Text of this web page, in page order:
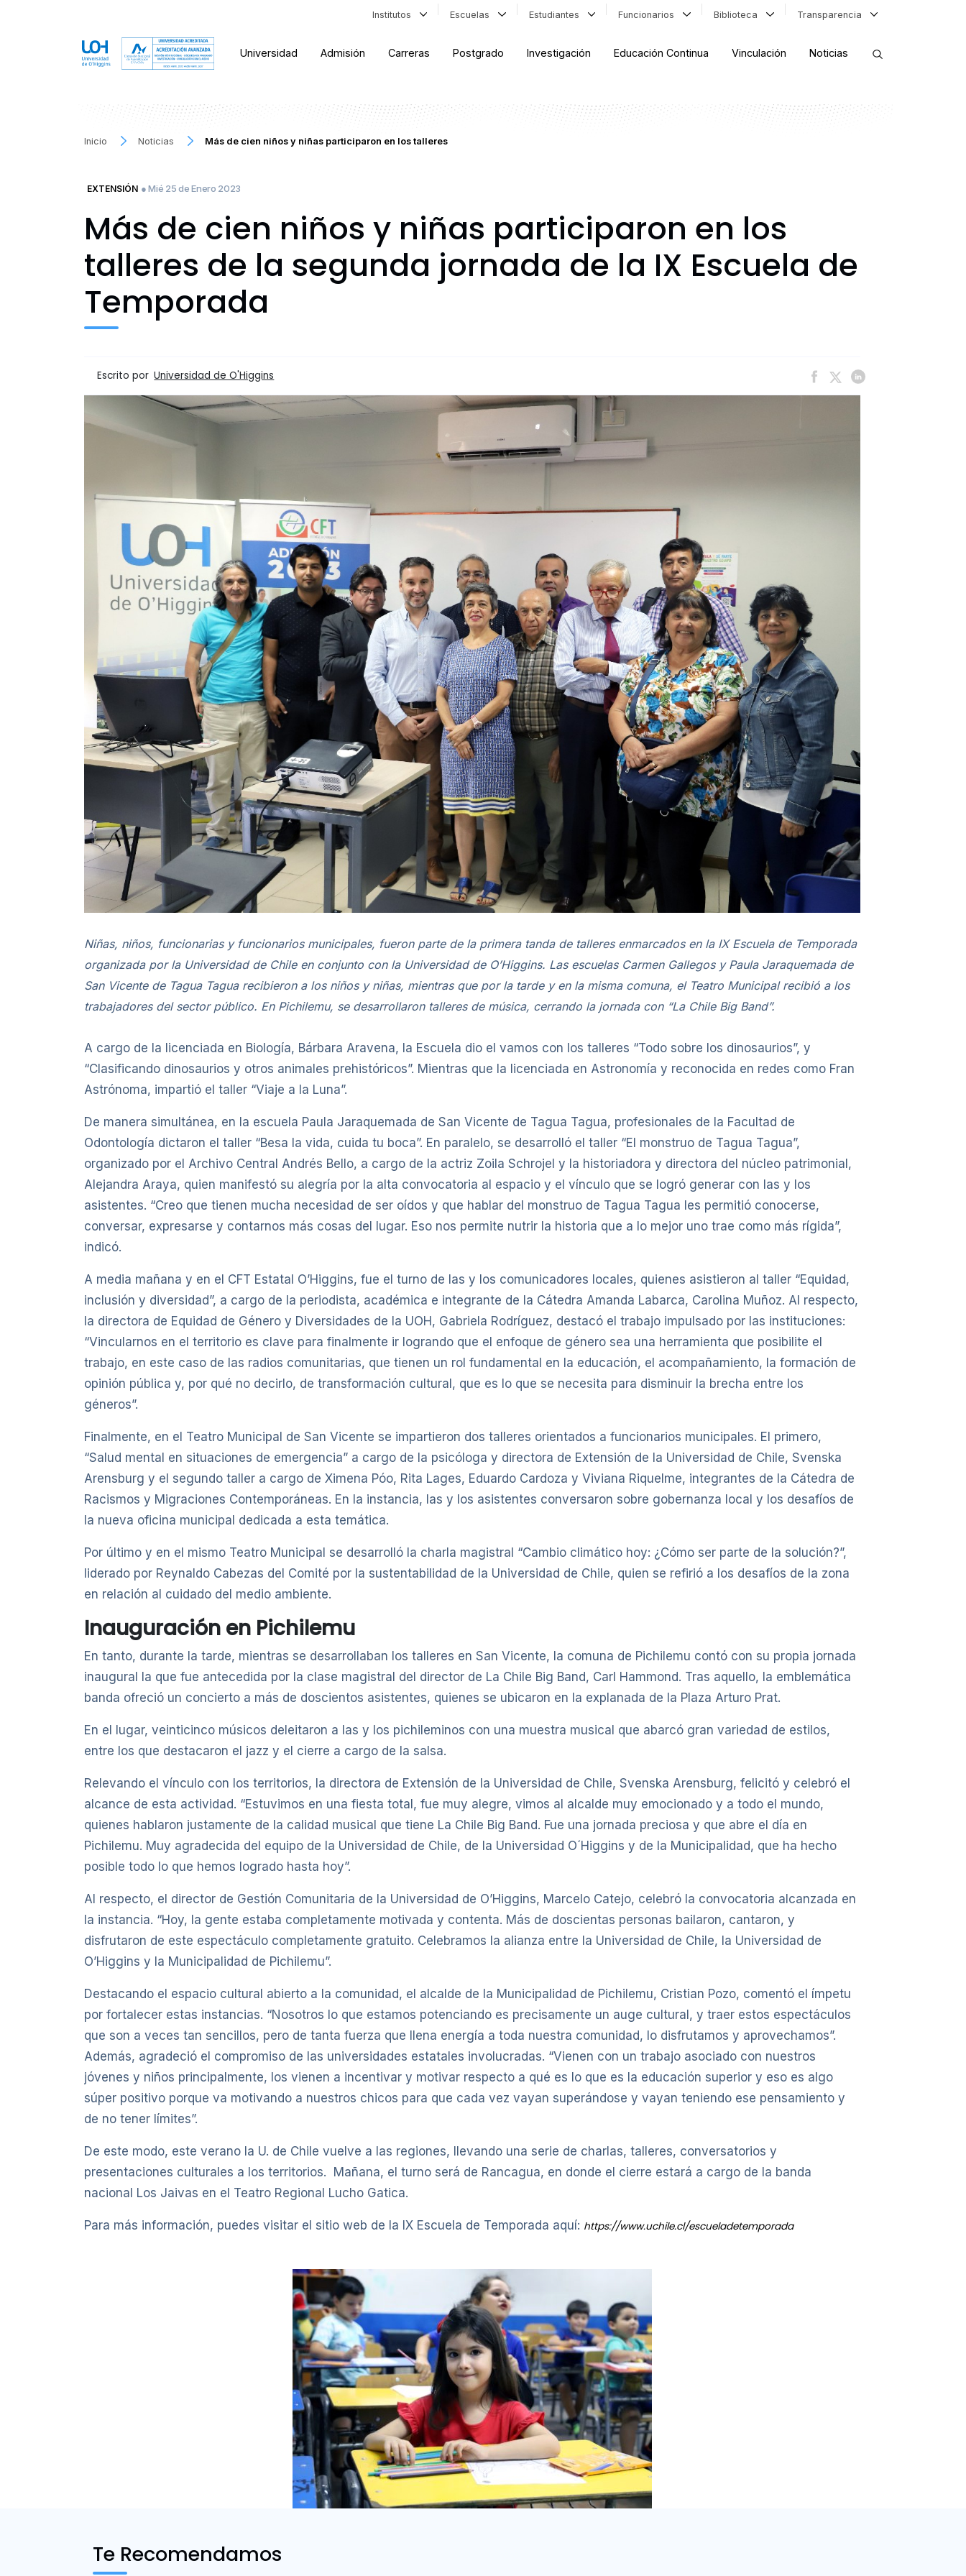
Institutos Escuelas Estudiantes Funcionarios Biblioteca Transparencia
Universidad Admisión Carreras Postgrado Investigación Educación Continua Vinculación Noticias
Inicio Noticias Más de cien niños y niñas participaron en los talleres
EXTENSIÓN ● Mié 25 de Enero 2023
Más de cien niños y niñas participaron en los
talleres de la segunda jornada de la IX Escuela de
Temporada
Escrito por Universidad de O'Higgins
Niñas, niños, funcionarias y funcionarios municipales, fueron parte de la primera tanda de talleres enmarcados en la IX Escuela de Temporada
organizada por la Universidad de Chile en conjunto con la Universidad de O’Higgins. Las escuelas Carmen Gallegos y Paula Jaraquemada de
San Vicente de Tagua Tagua recibieron a los niños y niñas, mientras que por la tarde y en la misma comuna, el Teatro Municipal recibió a los
trabajadores del sector público. En Pichilemu, se desarrollaron talleres de música, cerrando la jornada con “La Chile Big Band”.
A cargo de la licenciada en Biología, Bárbara Aravena, la Escuela dio el vamos con los talleres “Todo sobre los dinosaurios”, y
“Clasificando dinosaurios y otros animales prehistóricos”. Mientras que la licenciada en Astronomía y reconocida en redes como Fran
Astrónoma, impartió el taller “Viaje a la Luna”.
De manera simultánea, en la escuela Paula Jaraquemada de San Vicente de Tagua Tagua, profesionales de la Facultad de
Odontología dictaron el taller “Besa la vida, cuida tu boca”. En paralelo, se desarrolló el taller “El monstruo de Tagua Tagua”,
organizado por el Archivo Central Andrés Bello, a cargo de la actriz Zoila Schrojel y la historiadora y directora del núcleo patrimonial,
Alejandra Araya, quien manifestó su alegría por la alta convocatoria al espacio y el vínculo que se logró generar con las y los
asistentes. “Creo que tienen mucha necesidad de ser oídos y que hablar del monstruo de Tagua Tagua les permitió conocerse,
conversar, expresarse y contarnos más cosas del lugar. Eso nos permite nutrir la historia que a lo mejor uno trae como más rígida”,
indicó.
A media mañana y en el CFT Estatal O’Higgins, fue el turno de las y los comunicadores locales, quienes asistieron al taller “Equidad,
inclusión y diversidad”, a cargo de la periodista, académica e integrante de la Cátedra Amanda Labarca, Carolina Muñoz. Al respecto,
la directora de Equidad de Género y Diversidades de la UOH, Gabriela Rodríguez, destacó el trabajo impulsado por las instituciones:
“Vincularnos en el territorio es clave para finalmente ir logrando que el enfoque de género sea una herramienta que posibilite el
trabajo, en este caso de las radios comunitarias, que tienen un rol fundamental en la educación, el acompañamiento, la formación de
opinión pública y, por qué no decirlo, de transformación cultural, que es lo que se necesita para disminuir la brecha entre los
géneros”.
Finalmente, en el Teatro Municipal de San Vicente se impartieron dos talleres orientados a funcionarios municipales. El primero,
“Salud mental en situaciones de emergencia” a cargo de la psicóloga y directora de Extensión de la Universidad de Chile, Svenska
Arensburg y el segundo taller a cargo de Ximena Póo, Rita Lages, Eduardo Cardoza y Viviana Riquelme, integrantes de la Cátedra de
Racismos y Migraciones Contemporáneas. En la instancia, las y los asistentes conversaron sobre gobernanza local y los desafíos de
la nueva oficina municipal dedicada a esta temática.
Por último y en el mismo Teatro Municipal se desarrolló la charla magistral “Cambio climático hoy: ¿Cómo ser parte de la solución?”,
liderado por Reynaldo Cabezas del Comité por la sustentabilidad de la Universidad de Chile, quien se refirió a los desafíos de la zona
en relación al cuidado del medio ambiente.
Inauguración en Pichilemu
En tanto, durante la tarde, mientras se desarrollaban los talleres en San Vicente, la comuna de Pichilemu contó con su propia jornada
inaugural la que fue antecedida por la clase magistral del director de La Chile Big Band, Carl Hammond. Tras aquello, la emblemática
banda ofreció un concierto a más de doscientos asistentes, quienes se ubicaron en la explanada de la Plaza Arturo Prat.
En el lugar, veinticinco músicos deleitaron a las y los pichileminos con una muestra musical que abarcó gran variedad de estilos,
entre los que destacaron el jazz y el cierre a cargo de la salsa.
Relevando el vínculo con los territorios, la directora de Extensión de la Universidad de Chile, Svenska Arensburg, felicitó y celebró el
alcance de esta actividad. “Estuvimos en una fiesta total, fue muy alegre, vimos al alcalde muy emocionado y a todo el mundo,
quienes hablaron justamente de la calidad musical que tiene La Chile Big Band. Fue una jornada preciosa y que abre el día en
Pichilemu. Muy agradecida del equipo de la Universidad de Chile, de la Universidad O´Higgins y de la Municipalidad, que ha hecho
posible todo lo que hemos logrado hasta hoy”.
Al respecto, el director de Gestión Comunitaria de la Universidad de O’Higgins, Marcelo Catejo, celebró la convocatoria alcanzada en
la instancia. “Hoy, la gente estaba completamente motivada y contenta. Más de doscientas personas bailaron, cantaron, y
disfrutaron de este espectáculo completamente gratuito. Celebramos la alianza entre la Universidad de Chile, la Universidad de
O’Higgins y la Municipalidad de Pichilemu”.
Destacando el espacio cultural abierto a la comunidad, el alcalde de la Municipalidad de Pichilemu, Cristian Pozo, comentó el ímpetu
por fortalecer estas instancias. “Nosotros lo que estamos potenciando es precisamente un auge cultural, y traer estos espectáculos
que son a veces tan sencillos, pero de tanta fuerza que llena energía a toda nuestra comunidad, lo disfrutamos y aprovechamos”.
Además, agradeció el compromiso de las universidades estatales involucradas. “Vienen con un trabajo asociado con nuestros
jóvenes y niños principalmente, los vienen a incentivar y motivar respecto a qué es lo que es la educación superior y eso es algo
súper positivo porque va motivando a nuestros chicos para que cada vez vayan superándose y vayan teniendo ese pensamiento y
de no tener límites”.
De este modo, este verano la U. de Chile vuelve a las regiones, llevando una serie de charlas, talleres, conversatorios y
presentaciones culturales a los territorios. Mañana, el turno será de Rancagua, en donde el cierre estará a cargo de la banda
nacional Los Jaivas en el Teatro Regional Lucho Gatica.
Para más información, puedes visitar el sitio web de la IX Escuela de Temporada aquí: https://www.uchile.cl/escueladetemporada
Te Recomendamos